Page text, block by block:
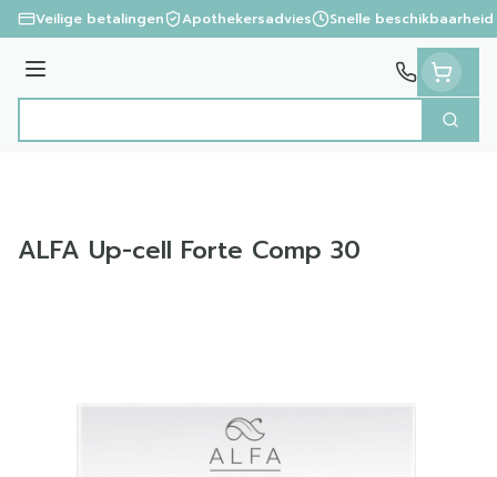
Ga naar de inhoud
Veilige betalingen Apothekersadvies Snelle beschikbaarheid
Menu
Zoek
ALFA Up-cell Forte Comp 30